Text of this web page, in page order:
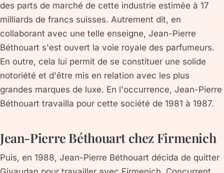
des parts de marché de cette industrie estimée à 17
milliards de francs suisses. Autrement dit, en
collaborant avec une telle enseigne, Jean-Pierre
Béthouart s'est ouvert la voie royale des parfumeurs.
En outre, cela lui permit de se constituer une solide
notoriété et d'être mis en relation avec les plus
grandes marques de luxe. En l'occurrence, Jean-Pierre
Béthouart travailla pour cette société de 1981 à 1987.
Jean-Pierre Béthouart chez Firmenich
Puis, en 1988, Jean-Pierre Béthouart décida de quitter